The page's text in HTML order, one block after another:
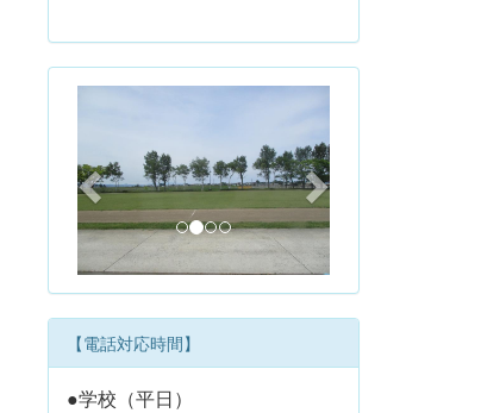
e
v
i
o
u
s
e
x
t
【電話対応時間】
●学校（平日）